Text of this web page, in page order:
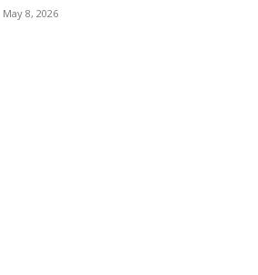
May 8, 2026